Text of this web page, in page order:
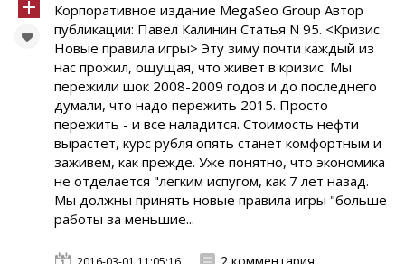
Корпоративное издание MegaSeo Group Автор
публикации: Павел Калинин Статья N 95. <Кризис.
Новые правила игры> Эту зиму почти каждый из
нас прожил, ощущая, что живет в кризис. Мы
пережили шок 2008-2009 годов и до последнего
думали, что надо пережить 2015. Просто
пережить - и все наладится. Стоимость нефти
вырастет, курс рубля опять станет комфортным и
заживем, как прежде. Уже понятно, что экономика
не отделается "легким испугом, как 7 лет назад.
Мы должны принять новые правила игры "больше
работы за меньшие...